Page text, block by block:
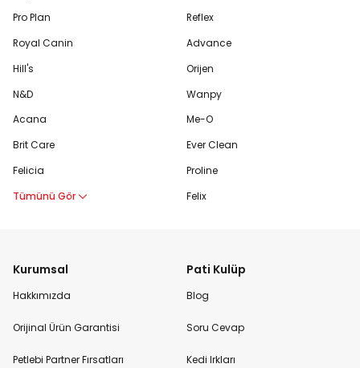
Pro Plan
Royal Canin
Hill's
N&D
Acana
Brit Care
Felicia
Tümünü Gör
Reflex
Advance
Orijen
Wanpy
Me-O
Ever Clean
Proline
Felix
Kurumsal
Hakkımızda
Orijinal Ürün Garantisi
Petlebi Partner Fırsatları
Pati Kulüp
Blog
Soru Cevap
Kedi Irkları